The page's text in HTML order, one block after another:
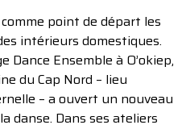
point de départ les
intérieurs domestiques.
Dance Ensemble à O’okiep,
du Cap Nord – lieu
– a ouvert un nouveau
danse. Dans ses ateliers